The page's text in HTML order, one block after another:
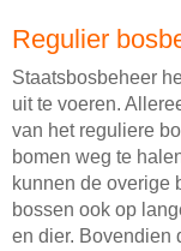
Regulier
Staatsbosbeheer
uit te voeren.
van het reguliere
bomen weg te
kunnen de overige
bossen ook op
en dier. Bovendien